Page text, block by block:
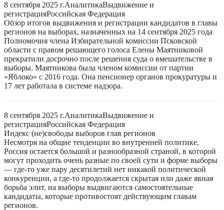
8 сентября 2025 г.АналитикаВыдвижение и
регистрацияРоссийская Федерация
Обзор итогов выдвижения и регистрации кандидатов в главы
регионов на выборах, назначенных на 14 сентября 2025 года
Полномочия члена Избирательной комиссии Псковской
области с правом решающего голоса Елены Маятниковой
прекратили досрочно после решения суда о вмешательстве в
выборы. Маятникова была членом комиссии от партии
«Яблоко» с 2016 года. Она пенсионер органов прокуратуры и
17 лет работала в системе надзора.
8 сентября 2025 г.АналитикаВыдвижение и
регистрацияРоссийская Федерация
Индекс (не)свободы выборов глав регионов
Несмотря на общие тенденции во внутренней политике,
Россия остается большой и разнообразной страной, в которой
могут проходить очень разные по своей сути и форме выборы
— где-то уже пару десятилетий нет никакой политической
конкуренции, а где-то продолжается скрытая или даже явная
борьба элит, на выборы выдвигаются самостоятельные
кандидаты, которые противостоят действующим главам
регионов.